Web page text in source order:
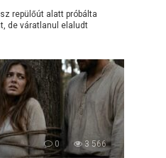
repülőút alatt próbálta
de váratlanul elaludt
0 3 566